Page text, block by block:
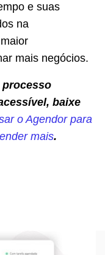
e suas
na
mais negócios.
processo
baixe
o Agendor para
mais.